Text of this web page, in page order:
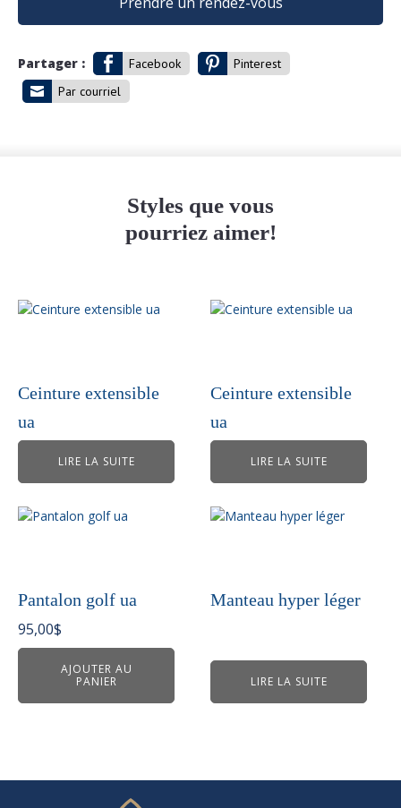
Partager : Facebook
Pinterest
Par courriel
Styles que vous
pourriez aimer!
Ceinture extensible
ua
LIRE LA SUITE
Ceinture extensible
ua
LIRE LA SUITE
Pantalon golf ua
95,00$
AJOUTER AU
PANIER
Manteau hyper léger
LIRE LA SUITE